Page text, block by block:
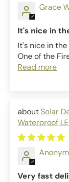
Grace
It's nice in
It's nice in
One of the
Read more
Solar
Waterproof
Very fast